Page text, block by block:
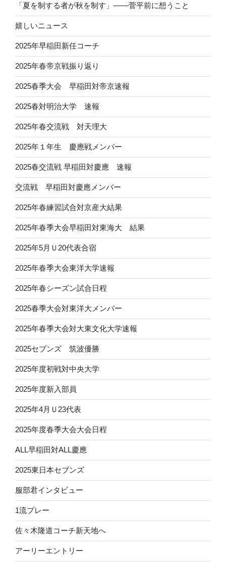
「夏を制する者が秋を制す」——菅平前に想うこと
嬉しいニュース
2025年早稲田新任コーチ
2025年春帝京戦振り返り
2025春季大会 早稲田対帝京速報
2025春対明治大学 速報
2025年春交流戦 対天理大
2025年１年生 慶應戦メンバー
2025春交流戦 早稲田対慶應 速報
交流戦 早稲田対慶應メンバー
2025年春練習試合対京産大結果
2025年春季大会早稲田対東海大 結果
2025年5月Ｕ20代表合宿
2025年春季大会東洋大学速報
2025年春シーズン試合日程
2025春季大会対東洋大メンバー
2025年春季大会対大東文化大学速報
2025セブンズ 筑波優勝
2025年度初戦対中央大学
2025年度新入部員
2025年4月Ｕ23代表
2025年度春季大会大会日程
ALL早稲田対ALL慶應
2025東日本セブンズ
服部君インタビュー
1流プレー
佐々木隆道コーチ新天地へ
アーリーエントリー